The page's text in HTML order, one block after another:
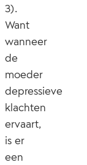
3).
Want
wanneer
de
moeder
depressieve
klachten
ervaart,
is er
een